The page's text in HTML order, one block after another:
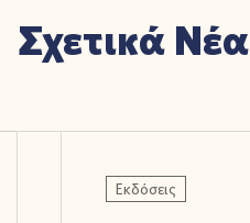
Σχετικά Νέα
Εκδόσεις